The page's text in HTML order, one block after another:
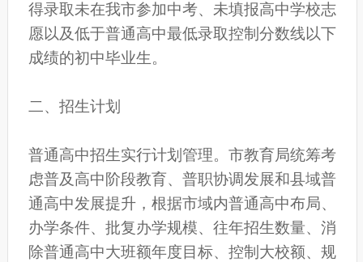
得录取未在我市参加中考、未填报高中学校志
愿以及低于普通高中最低录取控制分数线以下
成绩的初中毕业生。
二、招生计划
普通高中招生实行计划管理。市教育局统筹考
虑普及高中阶段教育、普职协调发展和县域普
通高中发展提升，根据市域内普通高中布局、
办学条件、批复办学规模、往年招生数量、消
除普通高中大班额年度目标、控制大校额、规